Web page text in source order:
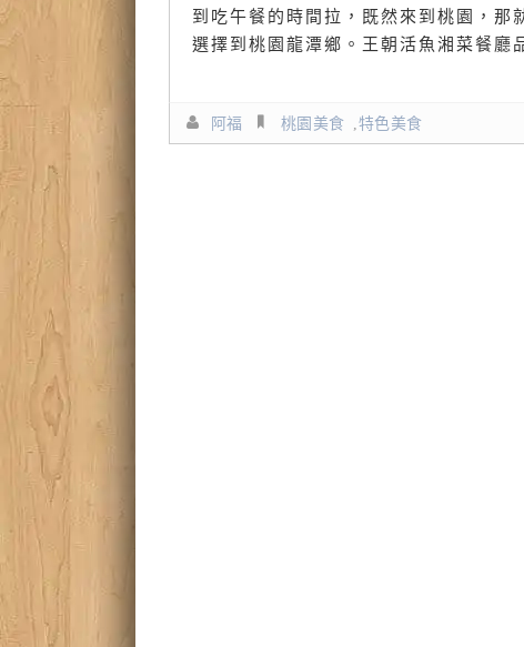
到吃午餐的時間拉，既然來到桃園，那
選擇到桃園龍潭鄉。王朝活魚湘菜餐廳
阿福 桃園美食 特色美食